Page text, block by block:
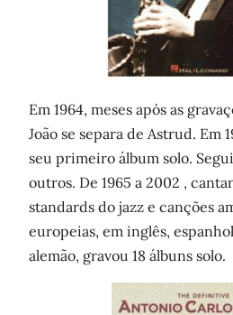
Em 1964, meses após as
João se separa de Astrud. Em
seu primeiro álbum solo.
outros. De 1965 a 2002 ,
standards do jazz e canções
europeias, em inglês,
alemão, gravou 18 álbuns solo.